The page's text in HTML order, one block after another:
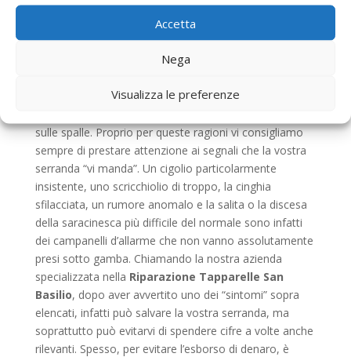
Accetta
Nega
Visualizza le preferenze
strutture, come qualsiasi altra cosa, ha bisogno di
essere controllato. Noi diRiparazione Tapparelle
San Basilio, sappiamo bene che gli impegni quotidiani,
la vita frenetica di tutti i giorni e la mancanza di
rottura o del danneggiamento di un’installazione di
sulle spalle. Proprio per queste ragioni vi consigliamo
sempre di prestare attenzione ai segnali che la vostra
serranda “vi manda”. Un cigolio particolarmente
insistente, uno scricchiolio di troppo, la cinghia
sfilacciata, un rumore anomalo e la salita o la discesa
della saracinesca più difficile del normale sono infatti
dei campanelli d’allarme che non vanno assolutamente
presi sotto gamba. Chiamando la nostra azienda
specializzata nella Riparazione Tapparelle San
Basilio, dopo aver avvertito uno dei “sintomi” sopra
elencati, infatti può salvare la vostra serranda, ma
soprattutto può evitarvi di spendere cifre a volte anche
rilevanti. Spesso, per evitare l’esborso di denaro, è